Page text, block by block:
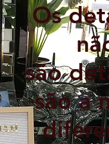
Os
são
são a